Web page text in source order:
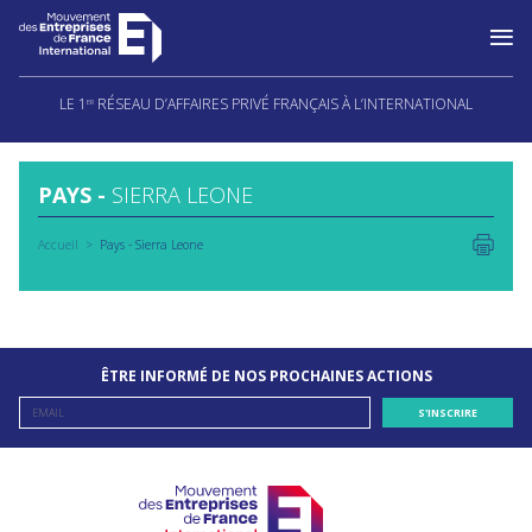
Aller
LE 1 ER RÉSEAU D’AFFAIRES PRIVÉ FRANÇAIS À L’INTERNATIONAL
PAYS - SIERRA LEONE
Accueil Pays - Sierra Leone
ÊTRE INFORMÉ DE NOS PROCHAINES ACTIONS